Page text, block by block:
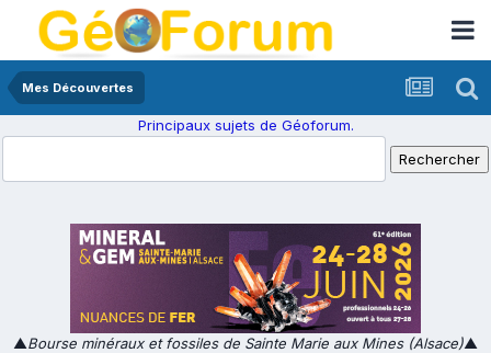
Mes Découvertes
Principaux sujets de Géoforum.
▲Bourse minéraux et fossiles de Sainte Marie aux Mines (Alsace)▲